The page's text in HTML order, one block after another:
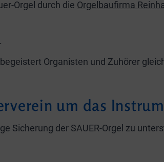
Orgel durch die Orgelbaufirma
Organisten und Zuhörer
um das
Sicherung der SAUER-Orgel zu